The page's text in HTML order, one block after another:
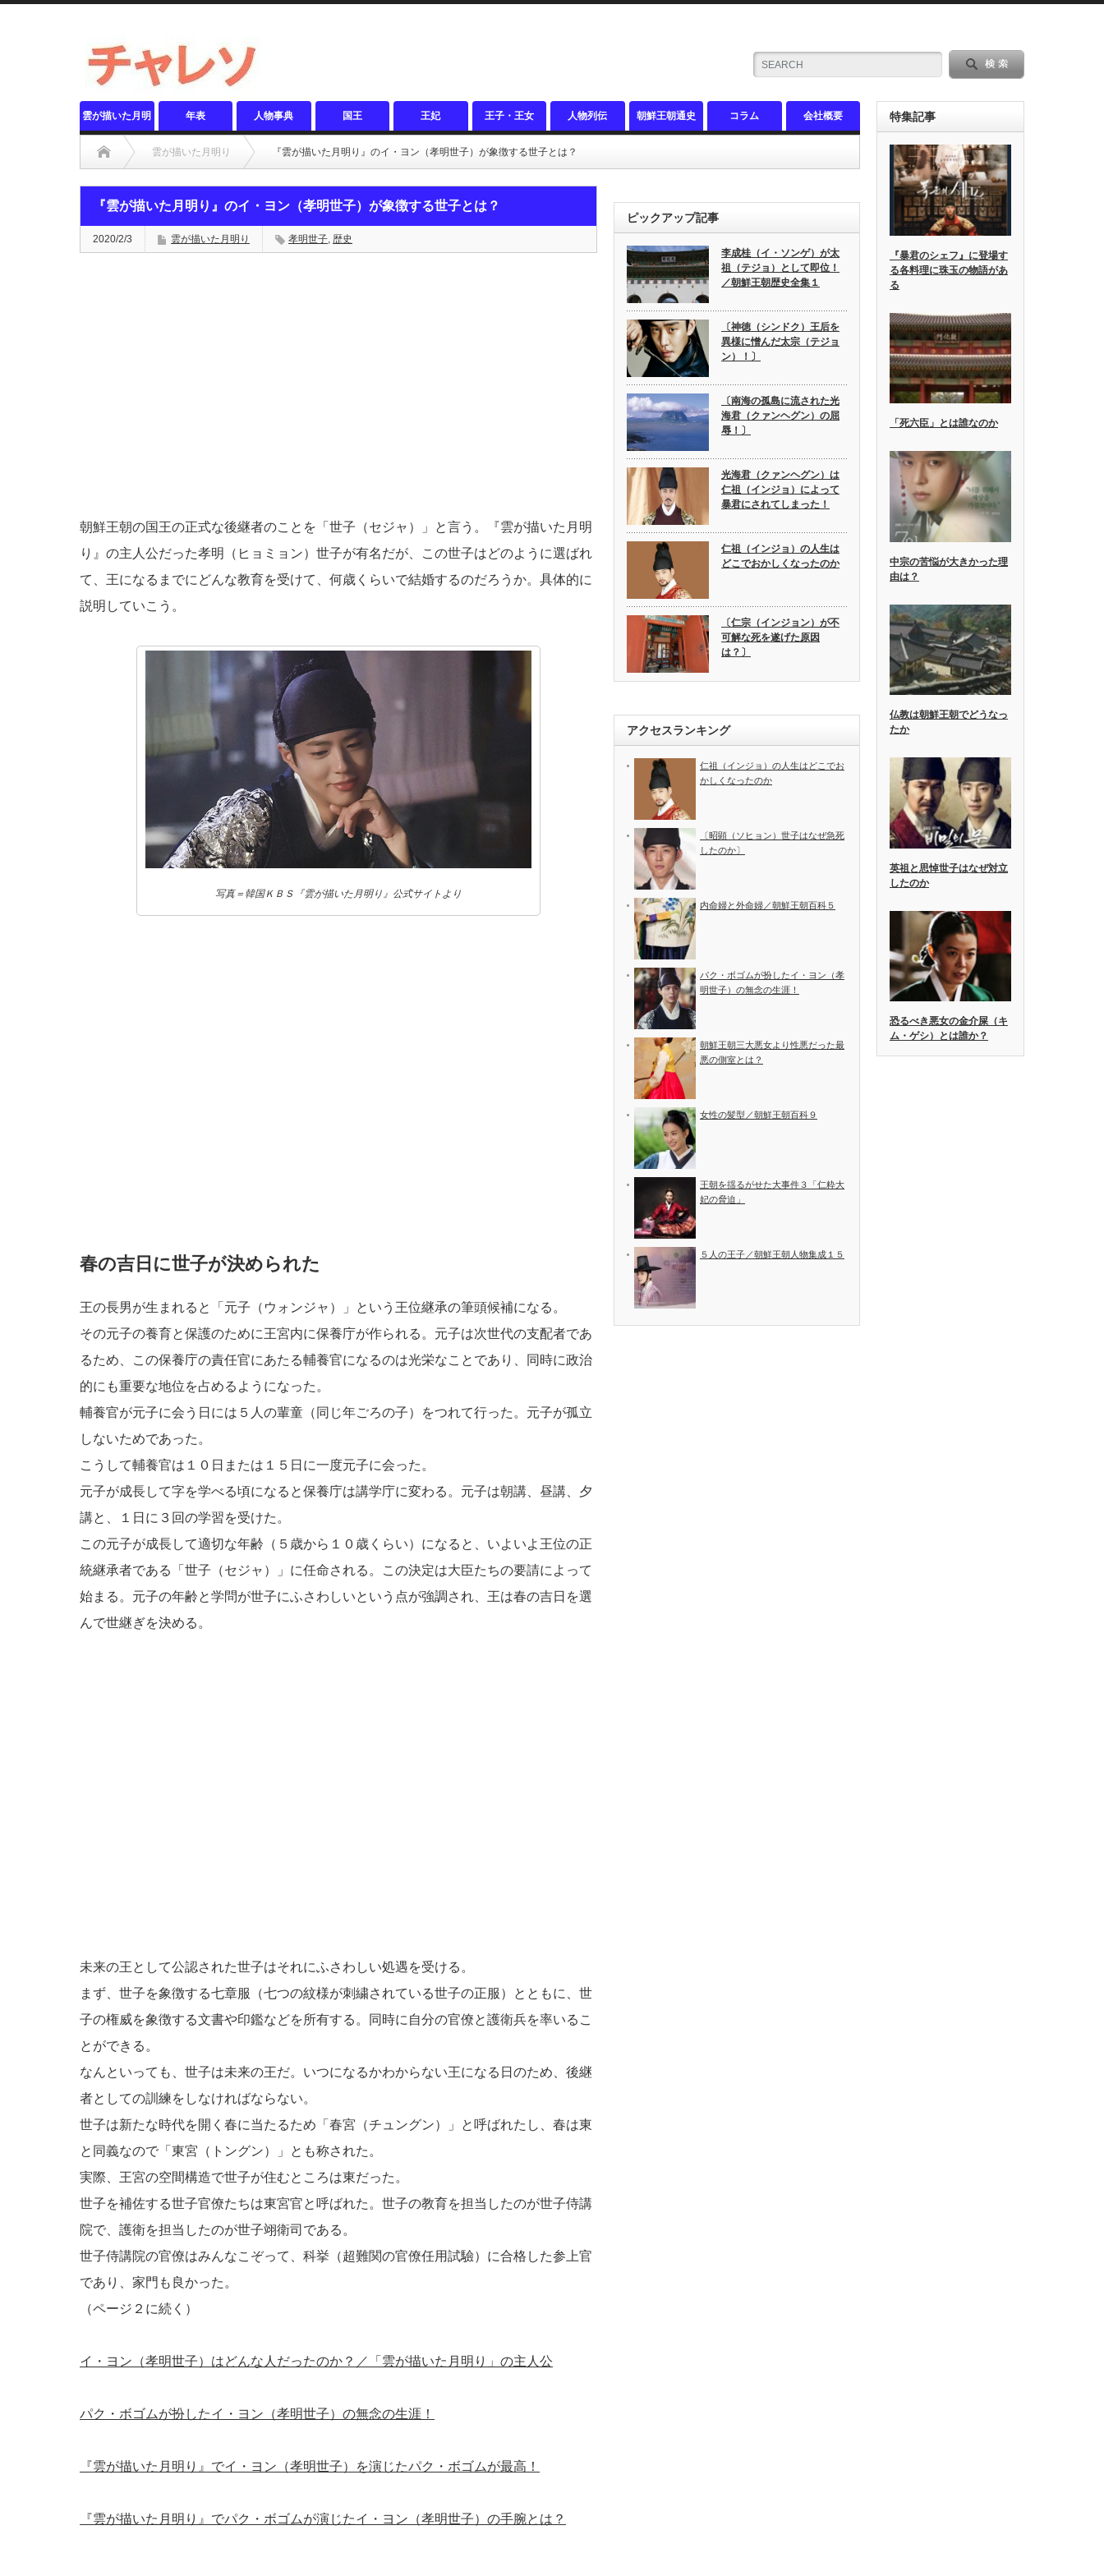
雲が描いた月明 年表 人物事典 国王 王妃 王子・王女 人物列伝 朝鮮王朝通史 コラム 会社概要
雲が描いた月明り 『雲が描いた月明り』のイ・ヨン（孝明世子）が象徴する世子とは？
『雲が描いた月明り』のイ・ヨン（孝明世子）が象徴する世子とは？
2020/2/3 雲が描いた月明り 孝明世子, 歴史
朝鮮王朝の国王の正式な後継者のことを「世子（セジャ）」と言う。『雲が描いた月明
り』の主人公だった孝明（ヒョミョン）世子が有名だが、この世子はどのように選ばれ
て、王になるまでにどんな教育を受けて、何歳くらいで結婚するのだろうか。具体的に
説明していこう。
写真＝韓国ＫＢＳ『雲が描いた月明り』公式サイトより
春の吉日に世子が決められた
王の長男が生まれると「元子（ウォンジャ）」という王位継承の筆頭候補になる。
その元子の養育と保護のために王宮内に保養庁が作られる。元子は次世代の支配者であ
るため、この保養庁の責任官にあたる輔養官になるのは光栄なことであり、同時に政治
的にも重要な地位を占めるようになった。
輔養官が元子に会う日には５人の輩童（同じ年ごろの子）をつれて行った。元子が孤立
しないためであった。
こうして輔養官は１０日または１５日に一度元子に会った。
元子が成長して字を学べる頃になると保養庁は講学庁に変わる。元子は朝講、昼講、夕
講と、１日に３回の学習を受けた。
この元子が成長して適切な年齢（５歳から１０歳くらい）になると、いよいよ王位の正
統継承者である「世子（セジャ）」に任命される。この決定は大臣たちの要請によって
始まる。元子の年齢と学問が世子にふさわしいという点が強調され、王は春の吉日を選
んで世継ぎを決める。
未来の王として公認された世子はそれにふさわしい処遇を受ける。
まず、世子を象徴する七章服（七つの紋様が刺繍されている世子の正服）とともに、世
子の権威を象徴する文書や印鑑などを所有する。同時に自分の官僚と護衛兵を率いるこ
とができる。
なんといっても、世子は未来の王だ。いつになるかわからない王になる日のため、後継
者としての訓練をしなければならない。
世子は新たな時代を開く春に当たるため「春宮（チュングン）」と呼ばれたし、春は東
と同義なので「東宮（トングン）」とも称された。
実際、王宮の空間構造で世子が住むところは東だった。
世子を補佐する世子官僚たちは東宮官と呼ばれた。世子の教育を担当したのが世子侍講
院で、護衛を担当したのが世子翊衛司である。
世子侍講院の官僚はみんなこぞって、科挙（超難関の官僚任用試驗）に合格した参上官
であり、家門も良かった。
（ページ２に続く）
イ・ヨン（孝明世子）はどんな人だったのか？／「雲が描いた月明り」の主人公
パク・ボゴムが扮したイ・ヨン（孝明世子）の無念の生涯！
『雲が描いた月明り』でイ・ヨン（孝明世子）を演じたパク・ボゴムが最高！
『雲が描いた月明り』でパク・ボゴムが演じたイ・ヨン（孝明世子）の手腕とは？
ピックアップ記事
李成桂（イ・ソンゲ）が太
祖（テジョ）として即位！
／朝鮮王朝歴史全集１
〔神徳（シンドク）王后を
異様に憎んだ太宗（テジョ
ン）！〕
〔南海の孤島に流された光
海君（クァンヘグン）の屈
辱！〕
光海君（クァンヘグン）は
仁祖（インジョ）によって
暴君にされてしまった！
仁祖（インジョ）の人生は
どこでおかしくなったのか
〔仁宗（インジョン）が不
可解な死を遂げた原因
は？〕
アクセスランキング
仁祖（インジョ）の人生はどこでお
かしくなったのか
〔昭顕（ソヒョン）世子はなぜ急死
したのか〕
内命婦と外命婦／朝鮮王朝百科５
パク・ボゴムが扮したイ・ヨン（孝
明世子）の無念の生涯！
朝鮮王朝三大悪女より性悪だった最
悪の側室とは？
女性の髪型／朝鮮王朝百科９
王朝を揺るがせた大事件３「仁粋大
妃の脅迫」
５人の王子／朝鮮王朝人物集成１５
特集記事
『暴君のシェフ』に登場す
る各料理に珠玉の物語があ
る
「死六臣」とは誰なのか
中宗の苦悩が大きかった理
由は？
仏教は朝鮮王朝でどうなっ
たか
英祖と思悼世子はなぜ対立
したのか
恐るべき悪女の金介屎（キ
ム・ゲシ）とは誰か？